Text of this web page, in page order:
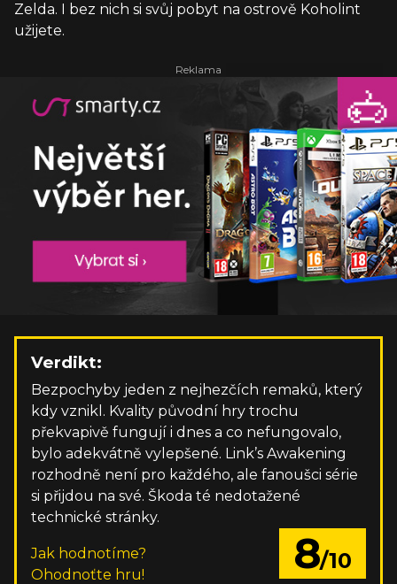
Zelda. I bez nich si svůj pobyt na ostrově Koholint
užijete.
Verdikt:
Bezpochyby jeden z nejhezčích remaků, který
kdy vznikl. Kvality původní hry trochu
překvapivě fungují i dnes a co nefungovalo,
bylo adekvátně vylepšené. Link’s Awakening
rozhodně není pro každého, ale fanoušci série
si přijdou na své. Škoda té nedotažené
technické stránky.
8/10
Jak hodnotíme?
Ohodnoťte hru!